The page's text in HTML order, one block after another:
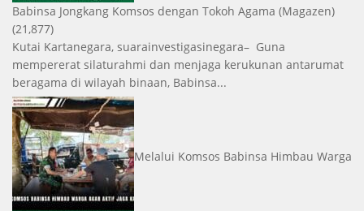
Babinsa Jongkang Komsos dengan Tokoh Agama (Magazen)
(21,877)
Kutai Kartanegara, suarainvestigasinegara– Guna
mempererat silaturahmi dan menjaga kerukunan antarumat
beragama di wilayah binaan, Babinsa...
Melalui Komsos Babinsa Himbau Warga